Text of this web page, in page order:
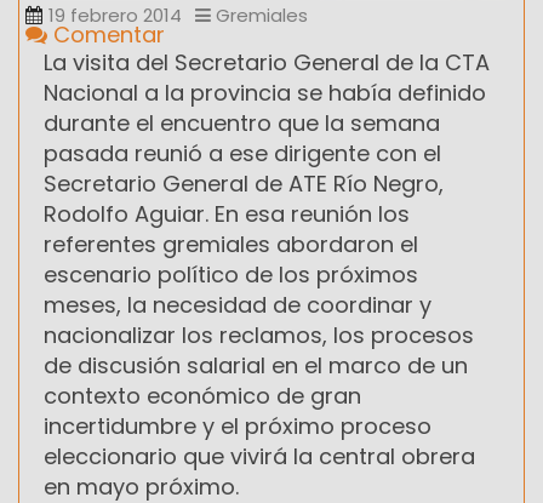
19 febrero 2014 Gremiales
Comentar
La visita del Secretario General de la CTA
Nacional a la provincia se había definido
durante el encuentro que la semana
pasada reunió a ese dirigente con el
Secretario General de ATE Río Negro,
Rodolfo Aguiar. En esa reunión los
referentes gremiales abordaron el
escenario político de los próximos
meses, la necesidad de coordinar y
nacionalizar los reclamos, los procesos
de discusión salarial en el marco de un
contexto económico de gran
incertidumbre y el próximo proceso
eleccionario que vivirá la central obrera
en mayo próximo.